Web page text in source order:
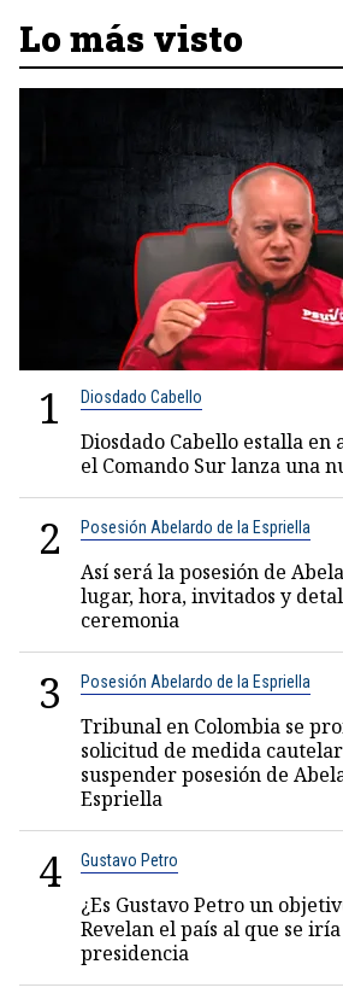
Lo más visto
1 Diosdado Cabello
Diosdado Cabello estalla en
el Comando Sur lanza una
2 Posesión Abelardo de la Espriella
Así será la posesión de
lugar, hora, invitados y
ceremonia
3 Posesión Abelardo de la Espriella
Tribunal en Colombia se
solicitud de medida
suspender posesión de
Espriella
4 Gustavo Petro
¿Es Gustavo Petro un
Revelan el país al que se
presidencia